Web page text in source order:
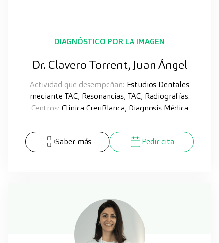
DIAGNÓSTICO POR LA IMAGEN
Dr. Clavero Torrent, Juan Ángel
Actividad que desempeñan: Estudios Dentales
mediante TAC, Resonancias, TAC, Radiografías.
Centros: Clínica CreuBlanca, Diagnosis Médica
Saber más Pedir cita